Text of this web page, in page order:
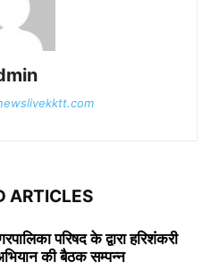
ARTICLES
परिषद के द्वारा हरिशंकरी
की बैठक सम्पन्न